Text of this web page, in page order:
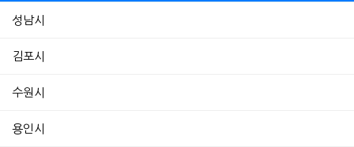
성남시
김포시
수원시
용인시